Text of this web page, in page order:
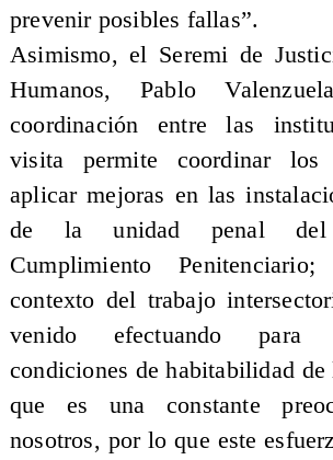
prevenir posibles fallas”.
Asimismo, el Seremi de
Humanos, Pablo
coordinación entre las
visita permite coordinar los
aplicar mejoras en las
de la unidad penal
Cumplimiento
contexto del trabajo
venido efectuando para
condiciones de habitabilidad
que es una constante
nosotros, por lo que este